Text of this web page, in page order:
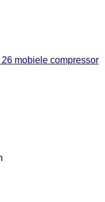
26 mobiele compressor